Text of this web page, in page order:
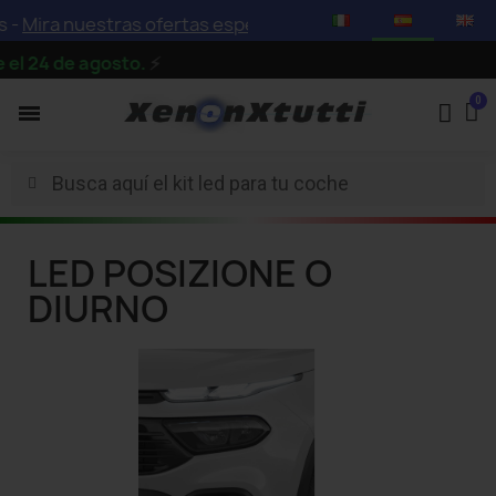
Mira nuestras ofertas especiales con descuentos de
24 de agosto.⚡
LED POSIZIONE O
DIURNO